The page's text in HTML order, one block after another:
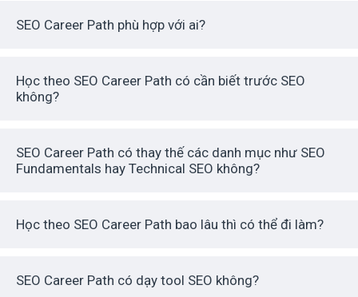
SEO Career Path phù hợp với ai?
Học theo SEO Career Path có cần biết trước SEO
không?
SEO Career Path có thay thế các danh mục như SEO
Fundamentals hay Technical SEO không?
Học theo SEO Career Path bao lâu thì có thể đi làm?
SEO Career Path có dạy tool SEO không?